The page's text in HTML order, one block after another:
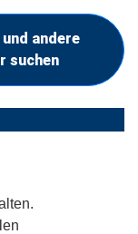
andere
suchen